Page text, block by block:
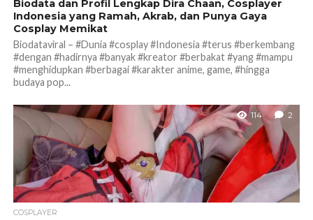
Biodata dan Profil Lengkap Dira Chaan, Cosplayer
Indonesia yang Ramah, Akrab, dan Punya Gaya
Cosplay Memikat
Biodataviral – #Dunia #cosplay #Indonesia #terus #berkembang
#dengan #hadirnya #banyak #kreator #berbakat #yang #mampu
#menghidupkan #berbagai #karakter anime, game, #hingga
budaya pop...
114 2
COSPLAYER